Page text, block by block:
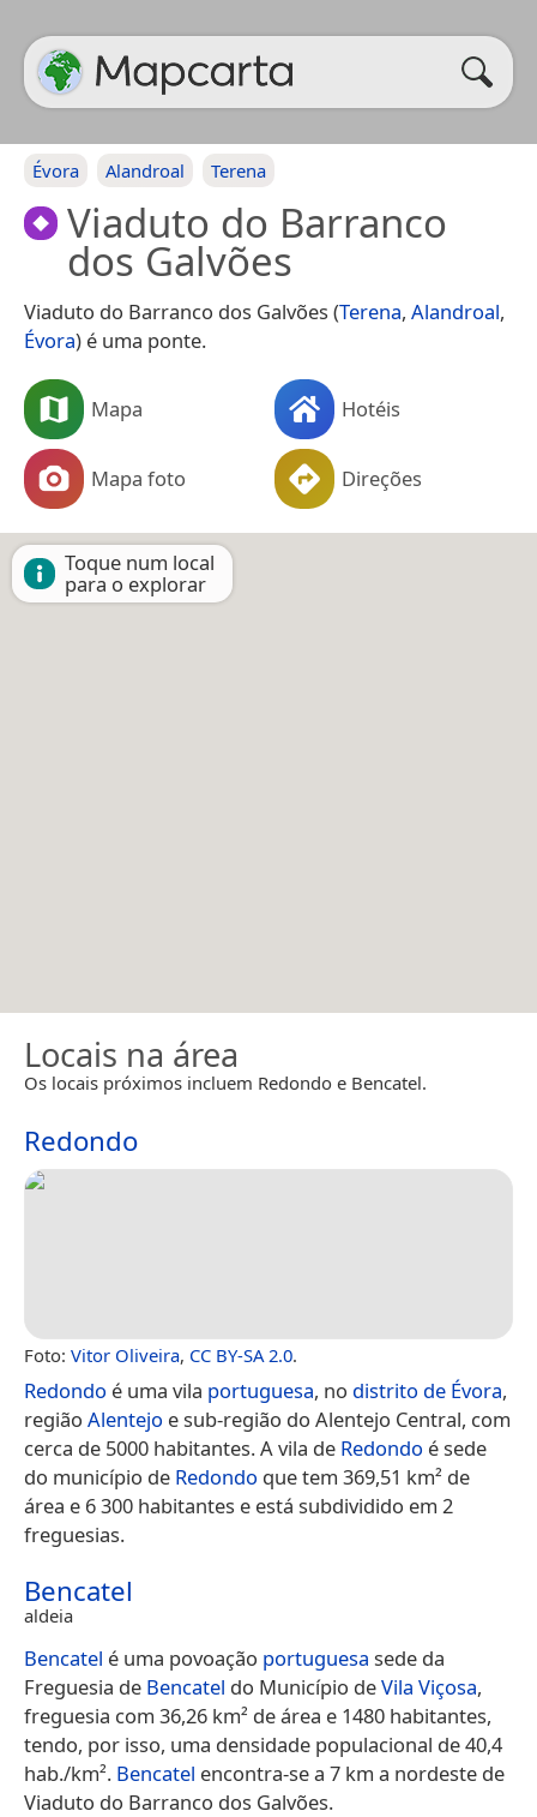
Évora Alandroal Terena
Viaduto do Barranco
dos Galvões
Viaduto do Barranco dos Galvões (Terena, Alandroal,
Évora) é uma ponte.
Mapa Hotéis
Mapa foto Direções
Toque num local
para o explorar
Locais na área
Os locais próximos incluem Redondo e Bencatel.
Redondo
Foto: Vitor Oliveira, CC BY-SA 2.0.
Redondo é uma vila portuguesa, no distrito de Évora,
região Alentejo e sub-região do Alentejo Central, com
cerca de 5000 habitantes. A vila de Redondo é sede
do município de Redondo que tem 369,51 km² de
área e 6 300 habitantes e está subdividido em 2
freguesias.
Bencatel
aldeia
Bencatel é uma povoação portuguesa sede da
Freguesia de Bencatel do Município deVila Viçosa,
freguesia com 36,26 km² de área e 1480 habitantes,
tendo, por isso, uma densidade populacional de 40,4
hab./km². Bencatel encontra-se a 7 km a nordeste de
Viaduto do Barranco dos Galvões.